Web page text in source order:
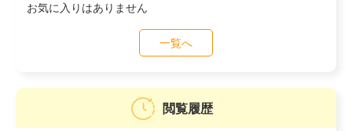
お気に入りはありません
一覧へ
閲覧履歴